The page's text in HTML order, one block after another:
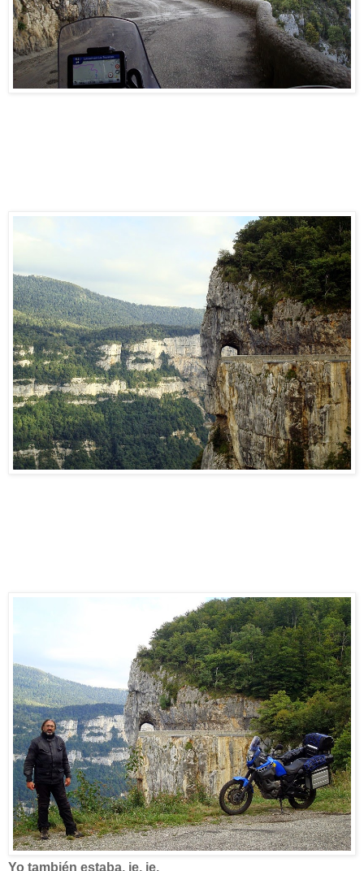
Yo también estaba, je, je.